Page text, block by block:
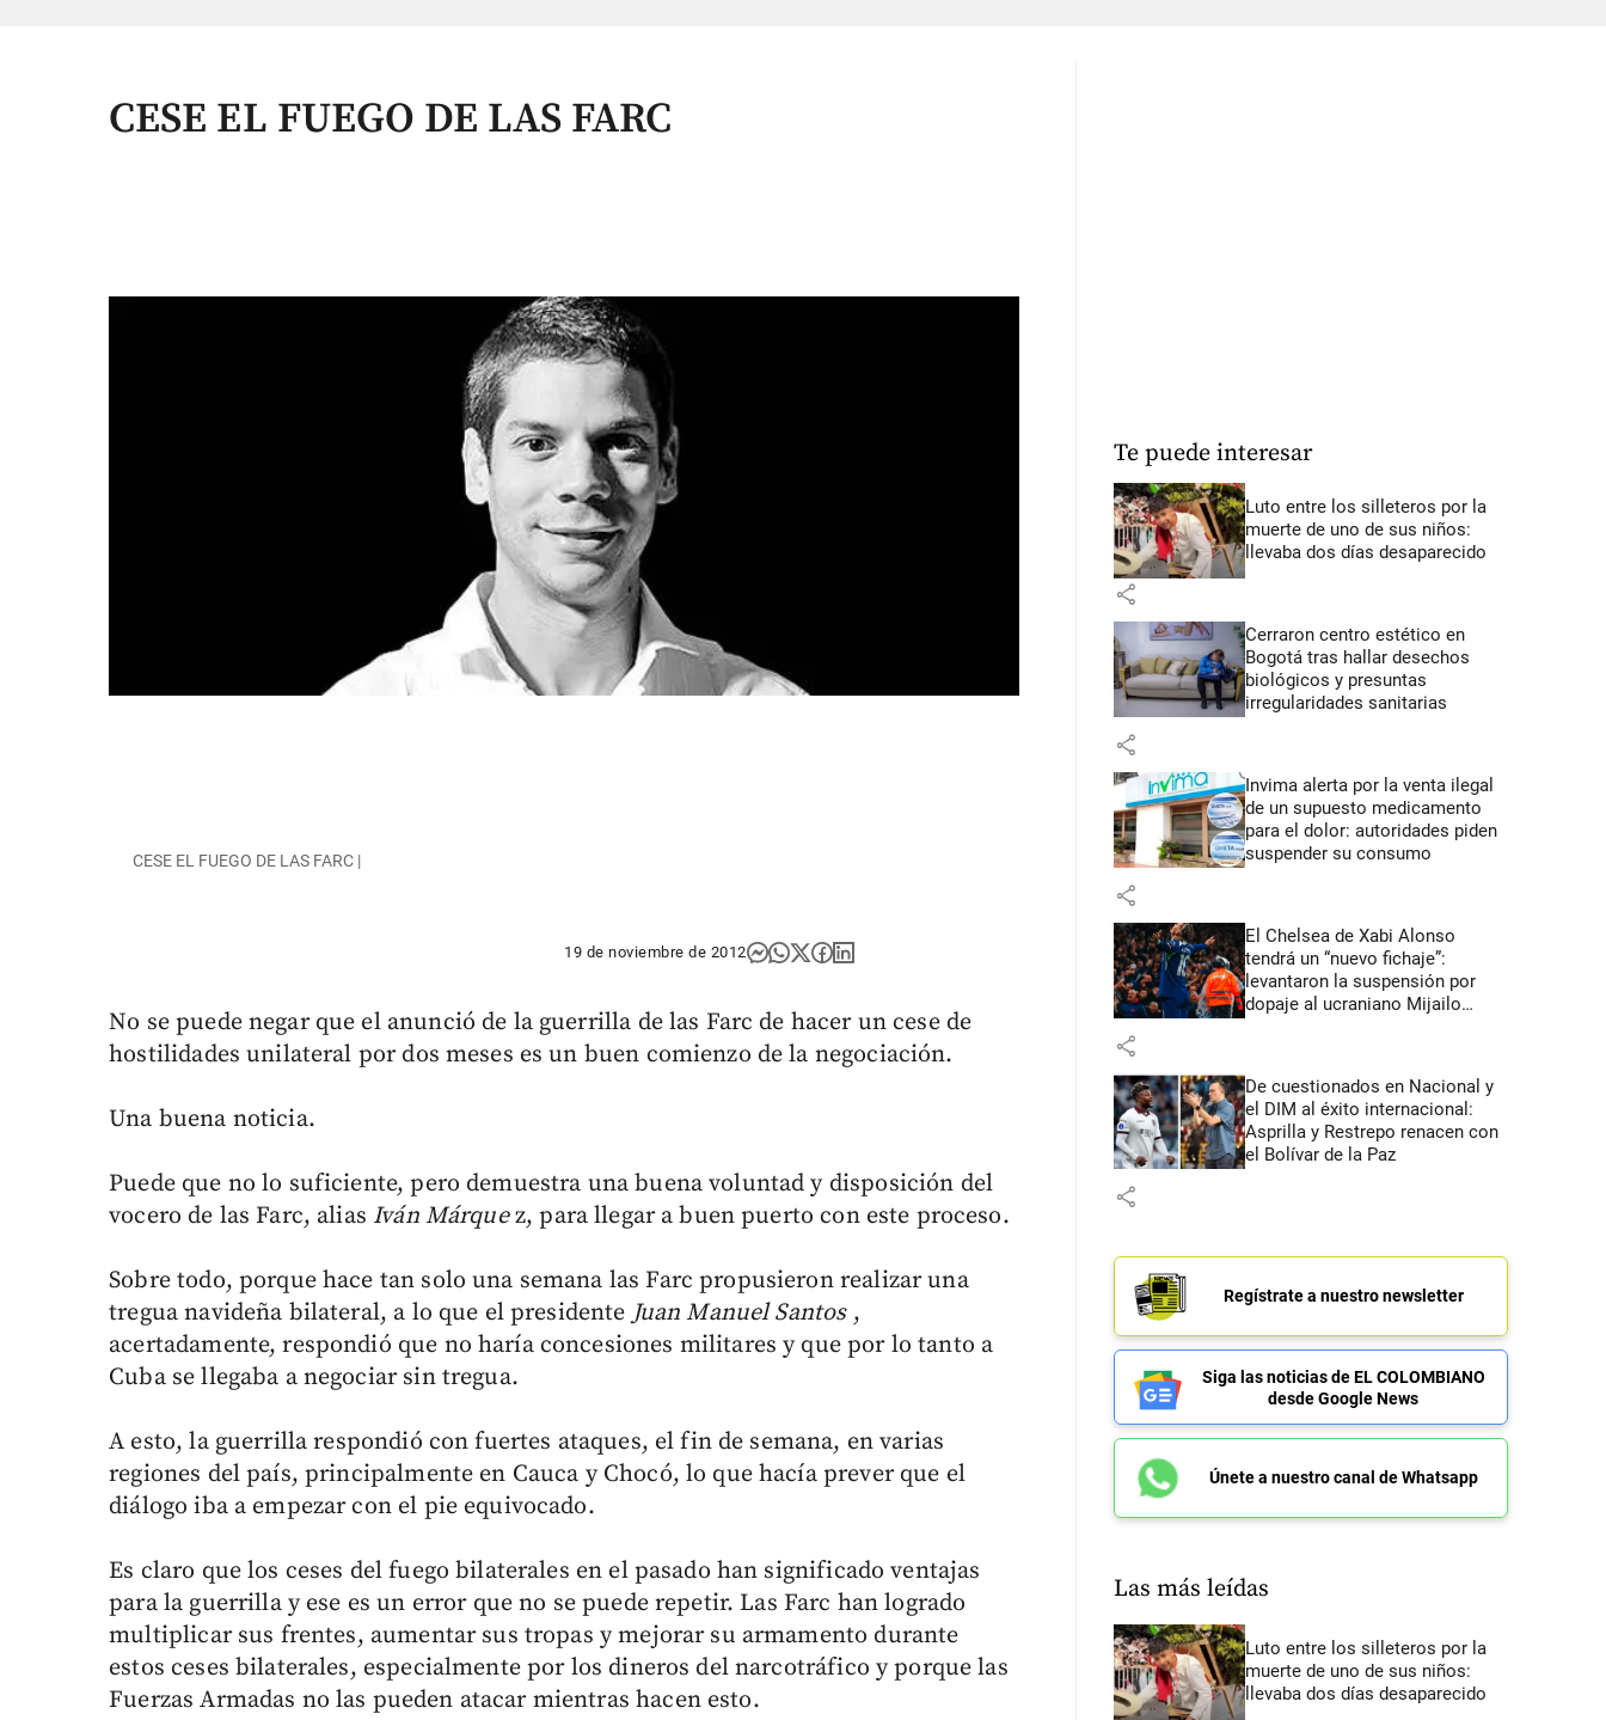
CESE EL FUEGO DE LAS FARC
CESE EL FUEGO DE LAS FARC |
19 de noviembre de 2012
No se puede negar que el anunció de la guerrilla de las Farc de hacer un cese de
hostilidades unilateral por dos meses es un buen comienzo de la negociación.
Una buena noticia.
Puede que no lo suficiente, pero demuestra una buena voluntad y disposición del
vocero de las Farc, alias Iván Márquez, para llegar a buen puerto con este proceso.
Sobre todo, porque hace tan solo una semana las Farc propusieron realizar una
tregua navideña bilateral, a lo que el presidenteJuan Manuel Santos,
acertadamente, respondió que no haría concesiones militares y que por lo tanto a
Cuba se llegaba a negociar sin tregua.
A esto, la guerrilla respondió con fuertes ataques, el fin de semana, en varias
regiones del país, principalmente en Cauca y Chocó, lo que hacía prever que el
diálogo iba a empezar con el pie equivocado.
Es claro que los ceses del fuego bilaterales en el pasado han significado ventajas
para la guerrilla y ese es un error que no se puede repetir. Las Farc han logrado
multiplicar sus frentes, aumentar sus tropas y mejorar su armamento durante
estos ceses bilaterales, especialmente por los dineros del narcotráfico y porque las
Fuerzas Armadas no las pueden atacar mientras hacen esto.
Te puede interesar
Luto entre los silleteros por la
muerte de uno de sus niños:
llevaba dos días desaparecido
share
Cerraron centro estético en
Bogotá tras hallar desechos
biológicos y presuntas
irregularidades sanitarias
share
Invima alerta por la venta ilegal
de un supuesto medicamento
para el dolor: autoridades piden
suspender su consumo
share
El Chelsea de Xabi Alonso
tendrá un “nuevo fichaje”:
levantaron la suspensión por
dopaje al ucraniano Mijailo
share
De cuestionados en Nacional y
el DIM al éxito internacional:
Asprilla y Restrepo renacen con
el Bolívar de la Paz
share
Regístrate a nuestro newsletter
Siga las noticias de EL COLOMBIANO
desde Google News
Únete a nuestro canal de Whatsapp
Las más leídas
Luto entre los silleteros por la
muerte de uno de sus niños:
llevaba dos días desaparecido